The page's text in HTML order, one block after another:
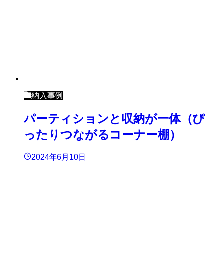
納入事例
パーティションと収納が一体（ぴ
ったりつながるコーナー棚）
2024年6月10日